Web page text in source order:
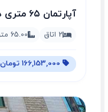
آپارتمان ۶۵ متری دوخواب ژیان پناه
2 اتاق 65.00 متر